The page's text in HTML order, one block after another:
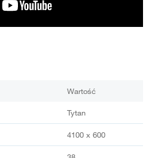
Wartość
Tytan
4100 x 600